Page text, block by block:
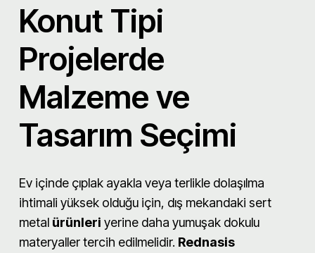
Konut Tipi
Projelerde
Malzeme ve
Tasarım Seçimi
Ev içinde çıplak ayakla veya terlikle dolaşılma
ihtimali yüksek olduğu için, dış mekandaki sert
metal ürünleri yerine daha yumuşak dokulu
materyaller tercih edilmelidir. Rednasis